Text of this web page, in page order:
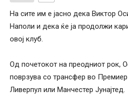
На сите им е јасно дека Виктор
Наполи и дека ќе ја продолжи
овој клуб.
Од почетокот на преодниот рок,
поврзува со трансфер во
Ливерпул или Манчестер Јунајтед.